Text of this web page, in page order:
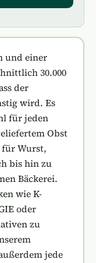
und einer
30.000
der
wird. Es
für jeden
Obst
für Wurst,
bis hin zu
Bäckerei.
wie K-
oder
zu
jede